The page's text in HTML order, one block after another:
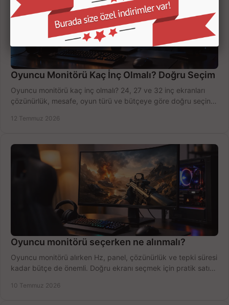
Oyuncu Monitörü Kaç İnç Olmalı? Doğru Seçim
Oyuncu monitörü kaç inç olmalı? 24, 27 ve 32 inç ekranları
çözünürlük, mesafe, oyun türü ve bütçeye göre doğru seçin,
12 Temmuz 2026
Oyuncu monitörü seçerken ne alınmalı?
Oyuncu monitörü alırken Hz, panel, çözünürlük ve tepki süresi
kadar bütçe de önemli. Doğru ekranı seçmek için pratik satın
10 Temmuz 2026